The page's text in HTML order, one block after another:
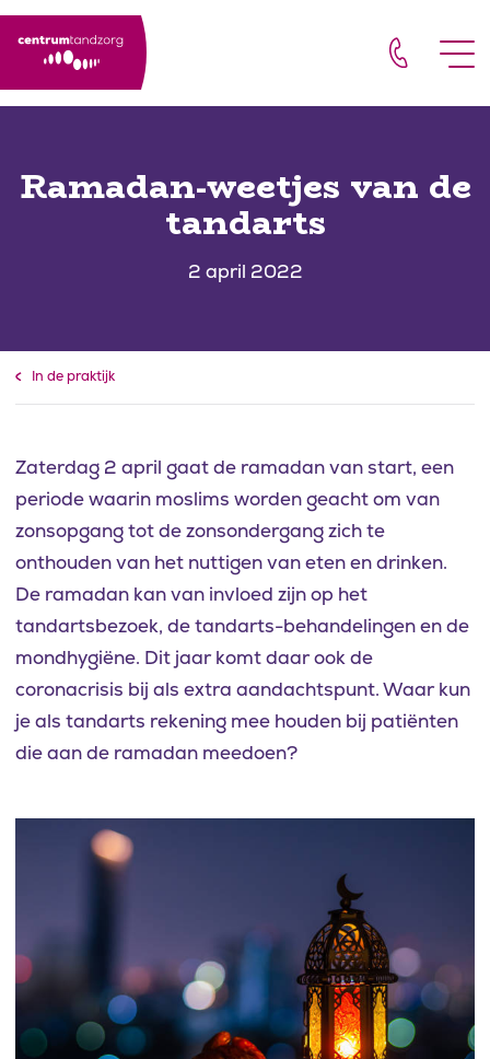
Door naar de hoofdinhoud
Naar navigatie
Ramadan-weetjes van de
tandarts
2 april 2022
In de praktijk
Zaterdag 2 april gaat de ramadan van start, een
periode waarin moslims worden geacht om van
zonsopgang tot de zonsondergang zich te
onthouden van het nuttigen van eten en drinken.
De ramadan kan van invloed zijn op het
tandartsbezoek, de tandarts-behandelingen en de
mondhygiëne. Dit jaar komt daar ook de
coronacrisis bij als extra aandachtspunt. Waar kun
je als tandarts rekening mee houden bij patiënten
die aan de ramadan meedoen?